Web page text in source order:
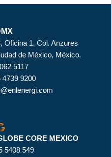
Oficina 1, Col. Anzures
de México, México.
5117
4739 9200
CORE MEXICO
5408 549